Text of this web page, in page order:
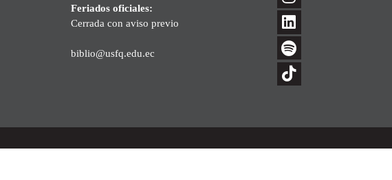
Feriados oficiales:
Cerrada con aviso previo
biblio@usfq.edu.ec